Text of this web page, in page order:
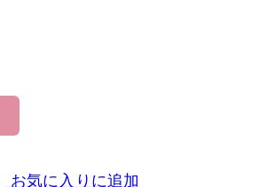
お気に入りに追加